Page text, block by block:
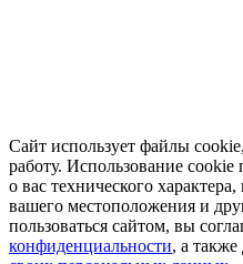
Сайт использует файлы
работу. Использование
о вас технического
вашего местоположения и
пользоваться сайтом, вы
конфиденциальности, а также